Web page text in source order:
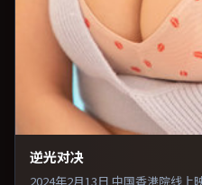
逆光对决
2024年2月13日 中国香港院线上